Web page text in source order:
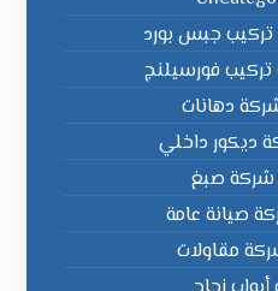
جبس بورد
فورسيلنج
دهانات
ديكور داخلي
صبغ
صيانة عامة
مقاولات